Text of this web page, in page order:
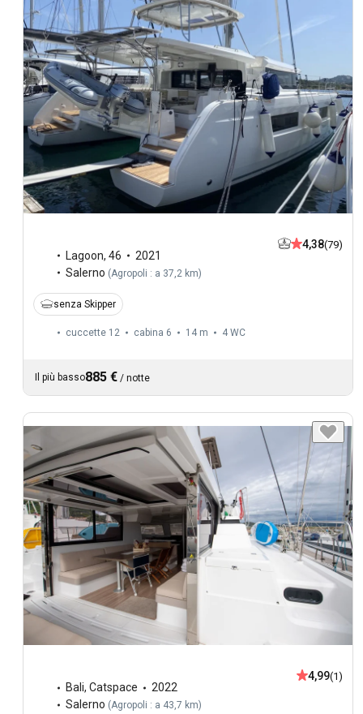
Lagoon, 46
2021
Salerno (Agropoli : a 37,2 km)
4,38(79)
senza Skipper
cuccette 12 cabina 6 14 m 4 WC
Il più basso885 € / notte
Bali, Catspace
2022
Salerno (Agropoli : a 43,7 km)
4,99(1)